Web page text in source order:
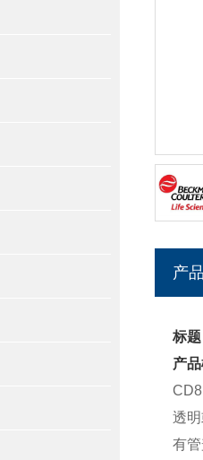
产
标
产
透
有